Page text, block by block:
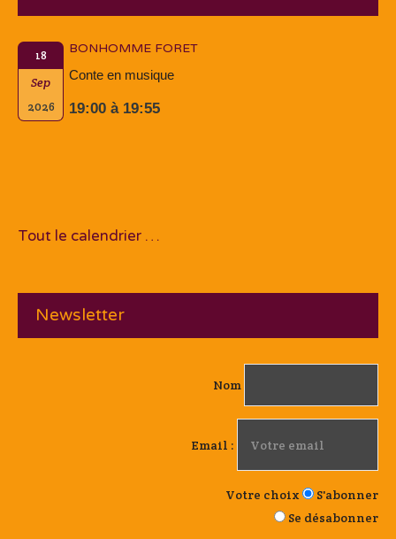
18
Sep
2026
BONHOMME FORET
Conte en musique
19:00 à 19:55
Tout le calendrier …
Newsletter
Nom
Email :
Votre choix
S'abonner
Se désabonner